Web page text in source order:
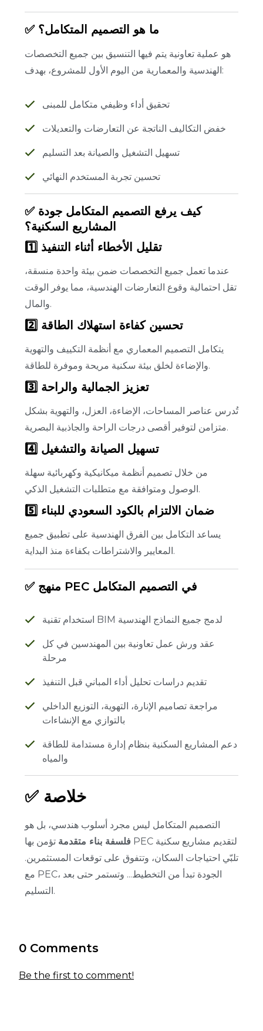
✅ ما هو التصميم المتكامل؟
هو عملية تعاونية يتم فيها التنسيق بين جميع التخصصات
الهندسية والمعمارية من اليوم الأول للمشروع، بهدف:
تحقيق أداء وظيفي متكامل للمبنى
خفض التكاليف الناتجة عن التعارضات والتعديلات
تسهيل التشغيل والصيانة بعد التسليم
تحسين تجربة المستخدم النهائي
✅ كيف يرفع التصميم المتكامل جودة
المشاريع السكنية؟
1️⃣ تقليل الأخطاء أثناء التنفيذ
عندما تعمل جميع التخصصات ضمن بيئة واحدة منسقة،
تقل احتمالية وقوع التعارضات الهندسية، مما يوفر الوقت
والمال.
2️⃣ تحسين كفاءة استهلاك الطاقة
يتكامل التصميم المعماري مع أنظمة التكييف والتهوية
والإضاءة لخلق بيئة سكنية مريحة وموفرة للطاقة.
3️⃣ تعزيز الجمالية والراحة
تُدرس عناصر المساحات، الإضاءة، العزل، والتهوية بشكل
متزامن لتوفير أقصى درجات الراحة والجاذبية البصرية.
4️⃣ تسهيل الصيانة والتشغيل
من خلال تصميم أنظمة ميكانيكية وكهربائية سهلة
الوصول ومتوافقة مع متطلبات التشغيل الذكي.
5️⃣ ضمان الالتزام بالكود السعودي للبناء
يساعد التكامل بين الفرق الهندسية على تطبيق جميع
المعايير والاشتراطات بكفاءة منذ البداية.
✅ منهج PEC في التصميم المتكامل
استخدام تقنية BIM لدمج جميع النماذج الهندسية
عقد ورش عمل تعاونية بين المهندسين في كل
مرحلة
تقديم دراسات تحليل أداء المباني قبل التنفيذ
مراجعة تصاميم الإنارة، التهوية، التوزيع الداخلي
بالتوازي مع الإنشاءات
دعم المشاريع السكنية بنظام إدارة مستدامة للطاقة
والمياه
✅ خلاصة
التصميم المتكامل ليس مجرد أسلوب هندسي، بل هو
فلسفة بناء متقدمة تؤمن بها PEC لتقديم مشاريع سكنية
تلبّي احتياجات السكان، وتتفوق على توقعات المستثمرين.
مع PEC، الجودة تبدأ من التخطيط... وتستمر حتى بعد
التسليم.
0 Comments
Be the first to comment!